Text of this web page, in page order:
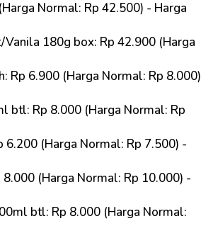
Normal: Rp 42.500) - Harga
Vanila 180g box: Rp 42.900 (Harga
Rp 6.900 (Harga Normal: Rp 8.000)
btl: Rp 8.000 (Harga Normal: Rp
6.200 (Harga Normal: Rp 7.500) -
(Harga Normal: Rp 10.000) -
btl: Rp 8.000 (Harga Normal: